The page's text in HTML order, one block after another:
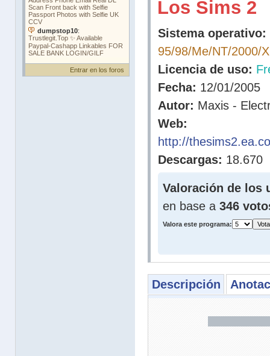
Entrar en los foros
Los Sims 2
Sistema operativo:
95/98/Me/NT/2000/
Licencia de uso:
Fecha: 12/01/2005
Autor: Maxis -
Web:
http://
Descargas: 18.670
Valoración de los
en base a 346
Valora este programa:
Descripción